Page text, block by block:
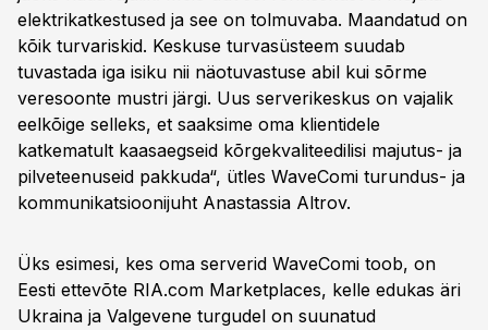
elektrikatkestused ja see on tolmuvaba. Maandatud on
kõik turvariskid. Keskuse turvasüsteem suudab
tuvastada iga isiku nii näotuvastuse abil kui sõrme
veresoonte mustri järgi. Uus serverikeskus on vajalik
eelkõige selleks, et saaksime oma klientidele
katkematult kaasaegseid kõrgekvaliteedilisi majutus- ja
pilveteenuseid pakkuda“, ütles WaveComi turundus- ja
kommunikatsioonijuht Anastassia Altrov.
Üks esimesi, kes oma serverid WaveComi toob, on
Eesti ettevõte RIA.com Marketplaces, kelle edukas äri
Ukraina ja Valgevene turgudel on suunatud